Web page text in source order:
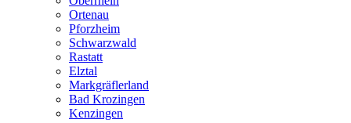
Ortenau
Pforzheim
Schwarzwald
Rastatt
Elztal
Markgräflerland
Bad Krozingen
Kenzingen